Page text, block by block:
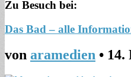
Zu Besuch bei:
Das Bad – alle
von aramedien • 14.